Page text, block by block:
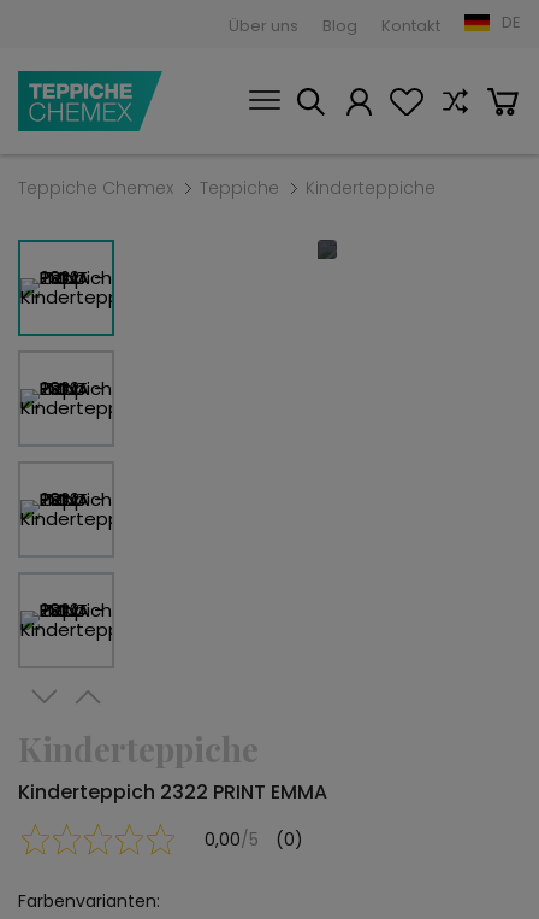
Über uns Blog Kontakt DE
Teppiche Chemex Teppiche Kinderteppiche
Kinderteppiche
Kinderteppich 2322 PRINT EMMA
0,00/5 (0)
Farbenvarianten: